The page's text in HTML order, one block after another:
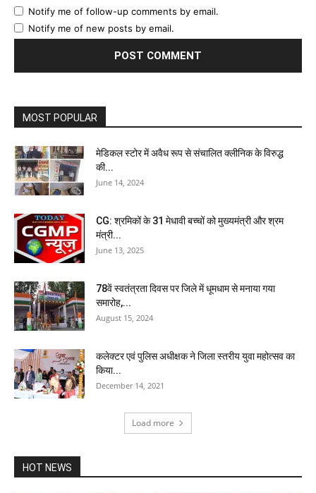
Notify me of follow-up comments by email.
Notify me of new posts by email.
MOST POPULAR
मेडिकल स्टोर में अवैध रूप से संचालित क्लीनिक के विरुद्ध
की...
June 14, 2024
CG: श्रमिकों के 31 मेधावी बच्चों को मुख्यमंत्री और श्रम
मंत्री...
June 13, 2025
78वें स्वतंत्रता दिवस पर जिले में धूमधाम से मनाया गया
समारोह,...
August 15, 2024
कलेक्टर एवं पुलिस अधीक्षक ने जिला स्तरीय युवा महोत्सव का
किया...
December 14, 2021
Load more
HOT NEWS